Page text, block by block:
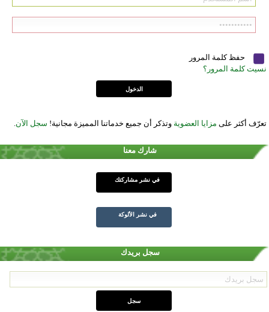
حفظ كلمة المرور
نسيت كلمة المرور؟
تعرّف أكثر على مزايا العضوية وتذكر أن جميع خدماتنا المميزة مجانية! سجل الآن.
شارك معنا
في نشر مشاركتك
في نشر الألوكة
سجل بريدك